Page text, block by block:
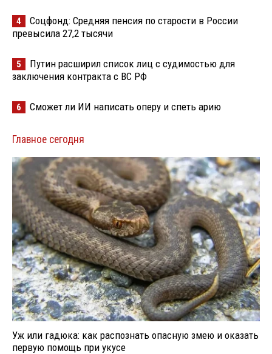
4
Соцфонд: Средняя пенсия по старости в России
превысила 27,2 тысячи
5
Путин расширил список лиц с судимостью для
заключения контракта с ВС РФ
6 Сможет ли ИИ написать оперу и спеть арию
Главное сегодня
Уж или гадюка: как распознать опасную змею и оказать
первую помощь при укусе